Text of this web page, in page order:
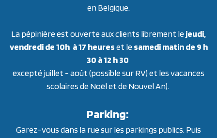
en Belgique.
La pépinière est ouverte aux clients librement lejeudi,
vendredi de 10h à 17 heureset lesamedi matin de 9 h
30 à 12 h 30
excepté juillet - août (possible sur RV) et les vacances
scolaires de Noël et de Nouvel An).
Parking:
Garez-vous dans la rue sur les parkings publics. Puis